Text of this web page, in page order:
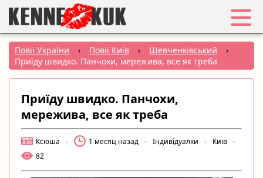
Обране
Вхід
Реєстрація
Міста:
Повії України › Повії Київ › Шевченківський
›
Приїду швидко. Панчохи, мережива, все як треба
Приїду швидко. Панчохи,
мережива, все як треба
Ксюша - 1 месяц назад - Індивідуалки - Київ -
82